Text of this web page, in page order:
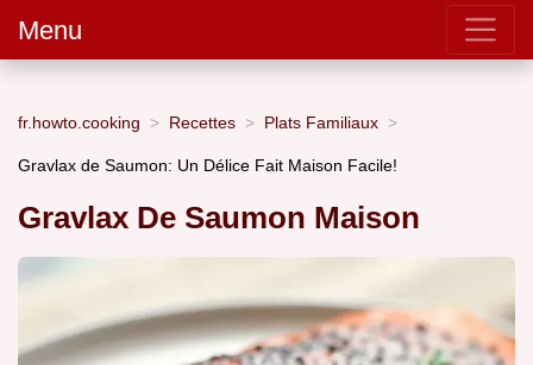
Menu
fr.howto.cooking Recettes Plats Familiaux
Gravlax de Saumon: Un Délice Fait Maison Facile!
Gravlax De Saumon Maison